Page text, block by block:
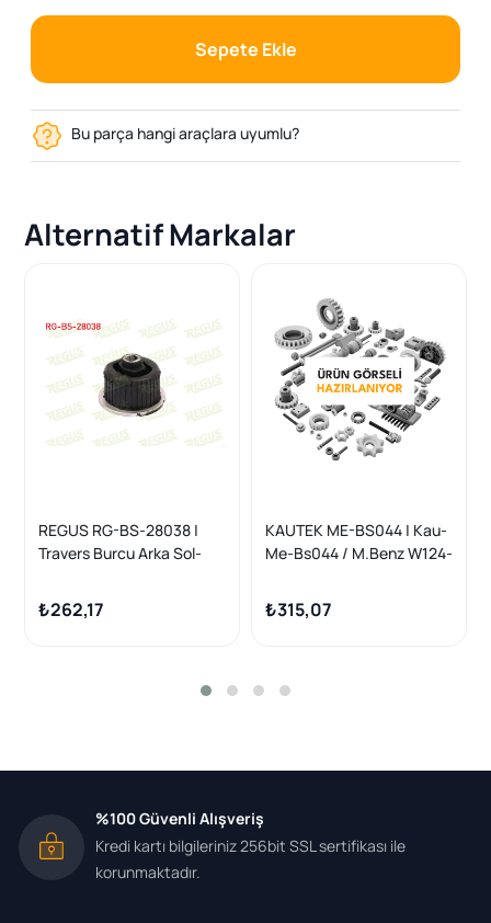
Sepete Ekle
Bu parça hangi araçlara uyumlu?
Alternatif Markalar
REGUS RG-BS-28038 |
Travers Burcu Arka Sol-
2.0 1982-1993
₺262,17
KAUTEK ME-BS044 | Kau-
Me-Bs044 / M.Benz W124-
Takozu Küçük 1243511942
₺315,07
%100 Güvenli Alışveriş
Kredi kartı bilgileriniz 256bit SSL sertifikası ile
korunmaktadır.